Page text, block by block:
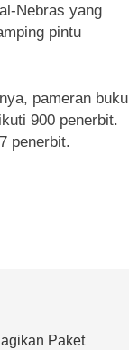
Nebras yang
pintu
pameran buku
900 penerbit.
penerbit.
Paket